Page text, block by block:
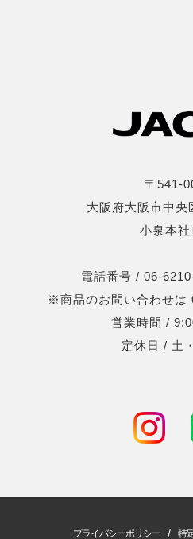
〒541-
大阪府大阪市中央
小泉本社
電話番号 / 06-
※商品のお問い合わせは
営業時間 /
定休日 / 土
プライバシーポリシー / 特